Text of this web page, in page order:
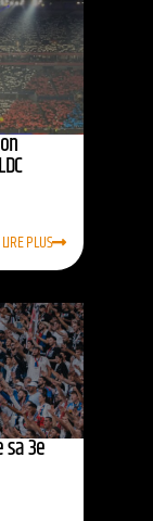
LIRE PLUS
sa 3e